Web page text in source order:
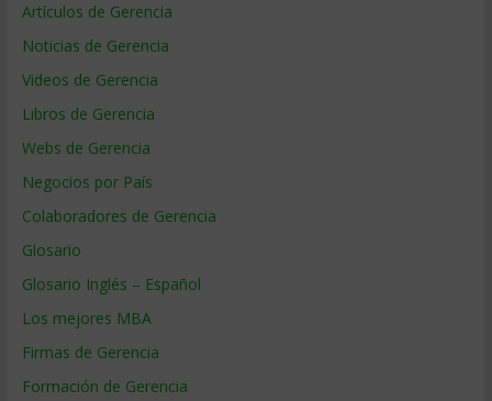
Artículos de Gerencia
Noticias de Gerencia
Videos de Gerencia
Libros de Gerencia
Webs de Gerencia
Negocios por País
Colaboradores de Gerencia
Glosario
Glosario Inglés – Español
Los mejores MBA
Firmas de Gerencia
Formación de Gerencia